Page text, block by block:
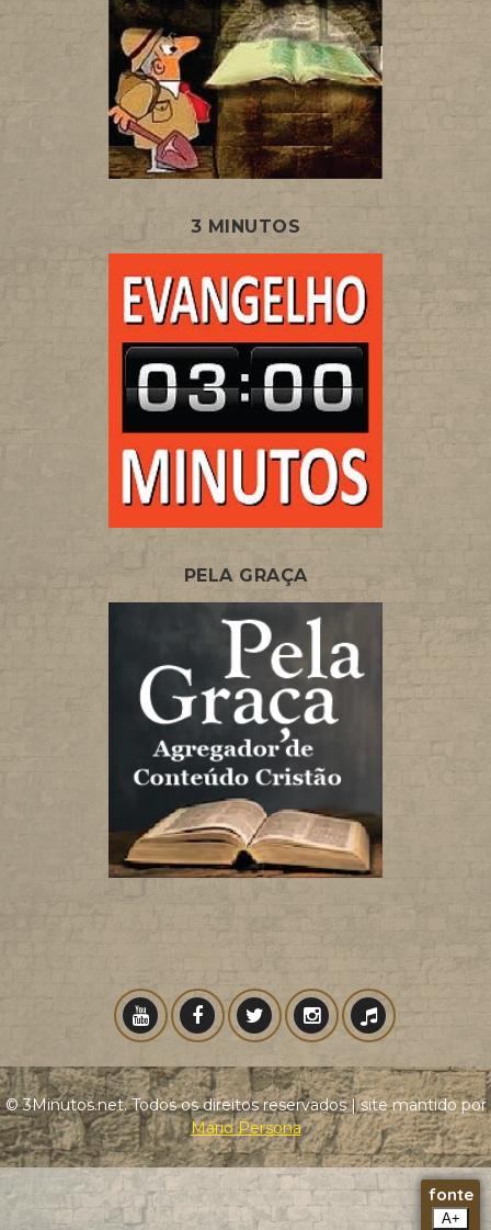
fonte
A+
3 MINUTOS
PELA GRAÇA
© 3Minutos.net. Todos os direitos reservados | site mantido por
Mário Persona